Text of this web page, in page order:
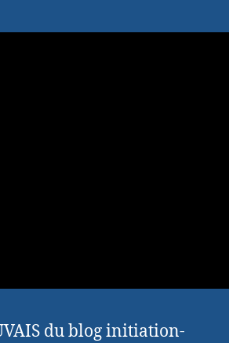
du blog initiation-